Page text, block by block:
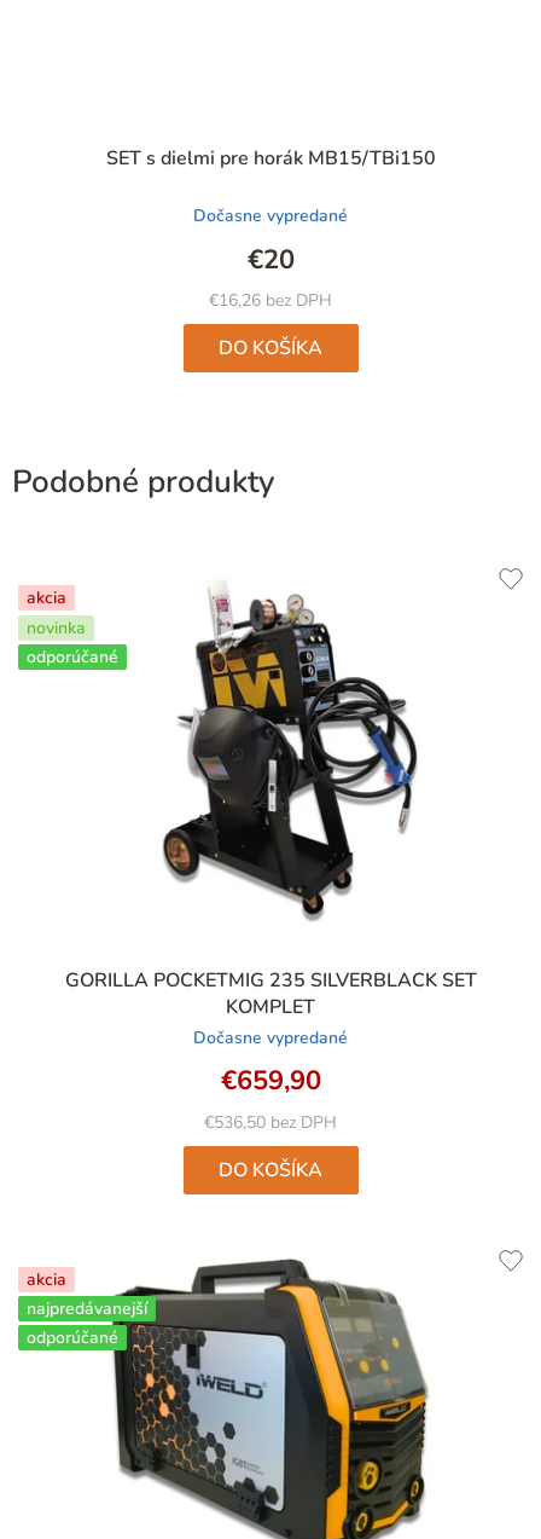
SET s dielmi pre horák MB15/TBi150
hodnotenie
je
4,9
z
5
hviezdičiek.
Dočasne vypredané
€16,26 bez DPH
€20
DO KOŠÍKA
Podobné produkty
akcia
novinka
odporúčané
GORILLA POCKETMIG 235 SILVERBLACK SET
KOMPLET
Dočasne vypredané
€536,50 bez DPH
€659,90
DO KOŠÍKA
akcia
najpredávanejší
odporúčané